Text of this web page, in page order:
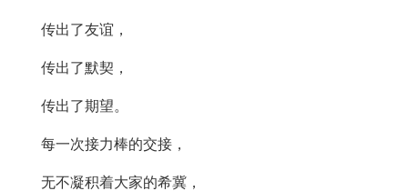
传出了友谊，
传出了默契，
传出了期望。
每一次接力棒的交接，
无不凝积着大家的希冀，